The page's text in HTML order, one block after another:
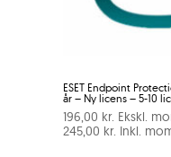
ESET Endpoint
år – Ny licens – 5-10
196,00 kr. Ekskl.
245,00 kr. Inkl.